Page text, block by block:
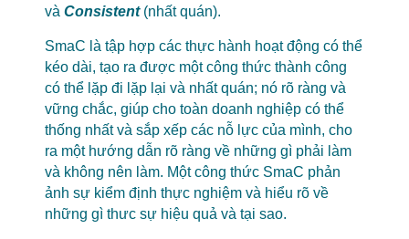
và Consistent(nhất quán).
SmaC là tập hợp các thực hành hoạt động có thể
kéo dài, tạo ra được một công thức thành công
có thể lặp đi lặp lại và nhất quán; nó rõ ràng và
vững chắc, giúp cho toàn doanh nghiệp có thể
thống nhất và sắp xếp các nỗ lực của mình, cho
ra một hướng dẫn rõ ràng về những gì phải làm
và không nên làm. Một công thức SmaC phản
ảnh sự kiểm định thực nghiệm và hiểu rõ về
những gì thưc sự hiệu quả và tại sao.